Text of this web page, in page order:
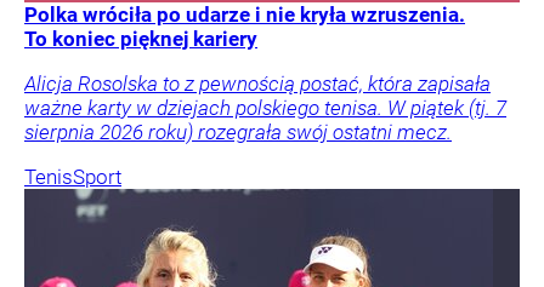
Polka wróciła po udarze i nie kryła wzruszenia.
To koniec pięknej kariery
Alicja Rosolska to z pewnością postać, która zapisała
ważne karty w dziejach polskiego tenisa. W piątek (tj. 7
sierpnia 2026 roku) rozegrała swój ostatni mecz.
TenisSport